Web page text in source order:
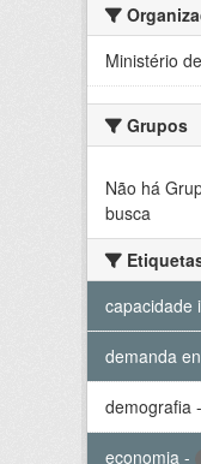
Ministério
Grupos
Não há
busca
capacidade
demanda
demografia -
economia -